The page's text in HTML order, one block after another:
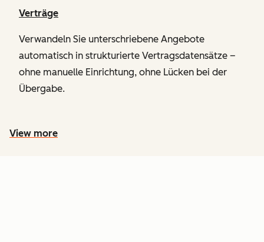
Verträge
Verwandeln Sie unterschriebene Angebote
automatisch in strukturierte Vertragsdatensätze –
ohne manuelle Einrichtung, ohne Lücken bei der
Übergabe.
View more